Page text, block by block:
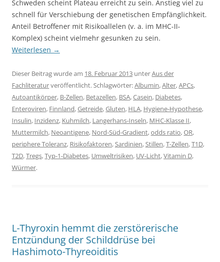
Schweden scheint Plateau erreicht zu sein. Anstieg viel zu
schnell für Verschiebung der genetischen Empfänglichkeit.
Anteil Betroffener mit Risikoallelen (v. a. im MHC-II-
Komplex) scheint vielmehr gesunken zu sein.
Weiterlesen →
Dieser Beitrag wurde am 18. Februar 2013 unterAus der
Fachliteraturveröffentlicht. Schlagwörter:Albumin,Alter,APCs,
Autoantikörper, B-Zellen, Betazellen, BSA,Casein, Diabetes,
Enteroviren, Finnland,Getreide,Gluten, HLA, Hygiene-Hypothese,
Insulin, Inzidenz, Kuhmilch, Langerhans-Inseln, MHC-Klasse II,
Muttermilch, Neoantigene, Nord-Süd-Gradient,odds ratio,OR,
periphere Toleranz, Risikofaktoren,Sardinien,Stillen,T-Zellen,T1D,
T2D,Tregs,Typ-1-Diabetes, Umweltrisiken, UV-Licht,Vitamin D,
Würmer.
L-Thyroxin hemmt die zerstörerische
Entzündung der Schilddrüse bei
Hashimoto-Thyreoiditis